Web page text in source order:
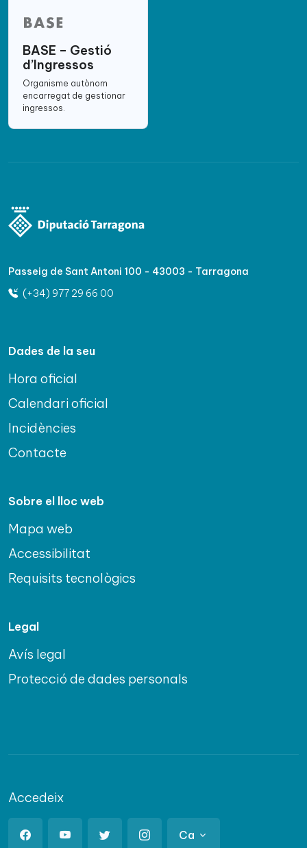
BASE – Gestió
d’Ingressos
Organisme autònom
encarregat de gestionar
ingressos.
Passeig de Sant Antoni 100 - 43003 - Tarragona
(+34) 977 29 66 00
Dades de la seu
Hora oficial
Calendari oficial
Incidències
Contacte
Sobre el lloc web
Mapa web
Accessibilitat
Requisits tecnològics
Legal
Avís legal
Protecció de dades personals
Accedeix
Ca